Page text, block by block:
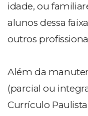
idade, ou
alunos dessa
outros
Além da
(parcial ou
Currículo